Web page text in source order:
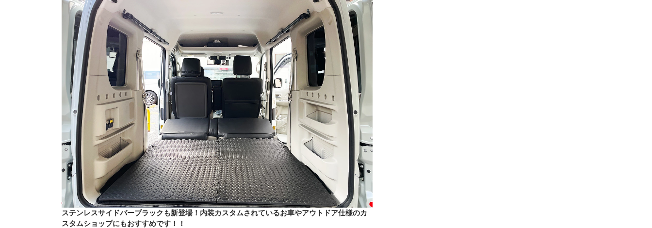
ステンレスサイドバーブラックも新登場！内装カスタムされているお車やアウトドア仕様のカ
スタムショップにもおすすめです！！